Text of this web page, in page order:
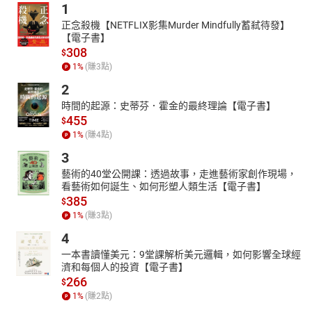
1
正念殺機【NETFLIX影集Murder Mindfully蓄弒待發】
【電子書】
$308
1 % (賺3點)
2
時間的起源：史蒂芬．霍金的最終理論【電子書】
$455
1 % (賺4點)
3
藝術的40堂公開課：透過故事，走進藝術家創作現場，
看藝術如何誕生、如何形塑人類生活【電子書】
$385
1 % (賺3點)
4
一本書讀懂美元：9堂課解析美元邏輯，如何影響全球經
濟和每個人的投資【電子書】
$266
1 % (賺2點)